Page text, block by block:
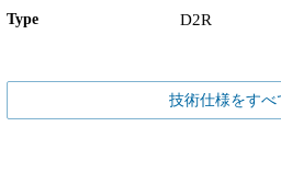
Type D2R
技術仕様をすべ